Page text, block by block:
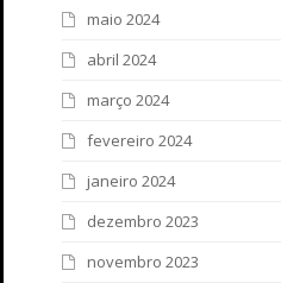
maio 2024
abril 2024
março 2024
fevereiro 2024
janeiro 2024
dezembro 2023
novembro 2023